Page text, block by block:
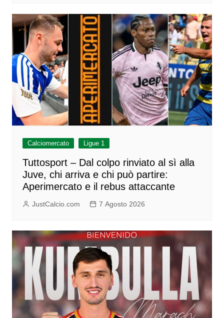
Calciomercato Ligue 1
Tuttosport – Dal colpo rinviato al sì alla
Juve, chi arriva e chi può partire:
Aperimercato e il rebus attaccante
JustCalcio.com 7 Agosto 2026